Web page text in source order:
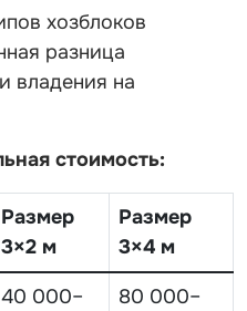
хозблоков
разница
владения на
стоимость:
Размер
3×2 м
Размер
3×4 м
40 000–
80 000–